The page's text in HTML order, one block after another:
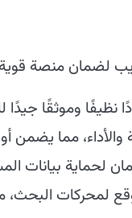
لضمان منصة
نظيفًا وموثقًا
والأداء، مما
لحماية
لمحركات البحث،